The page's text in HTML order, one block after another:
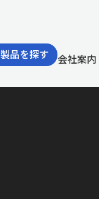
製品を探す 会社案内